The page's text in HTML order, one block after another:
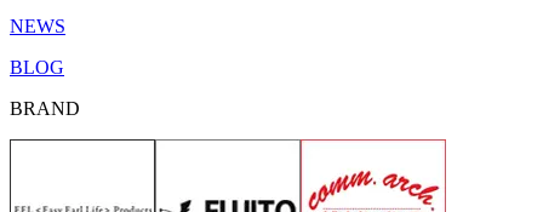
NEWS
BLOG
BRAND